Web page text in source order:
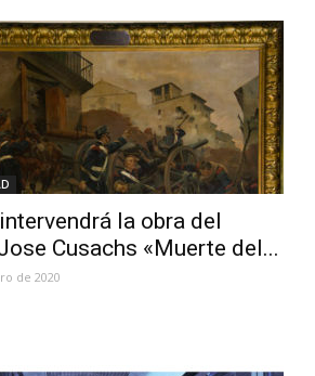
la obra del
Cusachs «Muerte del...
de 2020